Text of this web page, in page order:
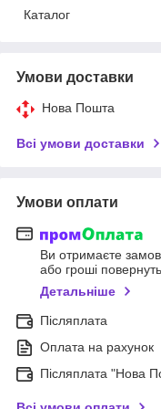
Каталог
Умови доставки
Нова Пошта
Всі умови доставки
Умови оплати
Ви отримаєте
або гроші
Детальніше
Післяплата
Оплата на рахунок
Післяплата "Нова